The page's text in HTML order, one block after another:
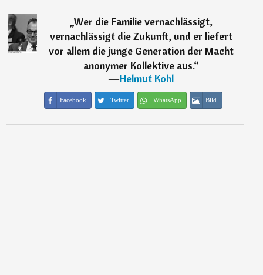
„Wer die Familie vernachlässigt,
vernachlässigt die Zukunft, und er liefert
vor allem die junge Generation der Macht
anonymer Kollektive aus.“
―Helmut Kohl
Facebook Twitter WhatsApp Bild